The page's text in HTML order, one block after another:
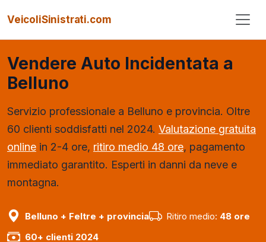
VeicoliSinistrati.com
Vendere Auto Incidentata a
Belluno
Servizio professionale a Belluno e provincia. Oltre
60 clienti soddisfatti nel 2024. Valutazione gratuita
online in 2-4 ore, ritiro medio 48 ore, pagamento
immediato garantito. Esperti in danni da neve e
montagna.
Belluno + Feltre + provincia Ritiro medio: 48 ore
60+ clienti 2024